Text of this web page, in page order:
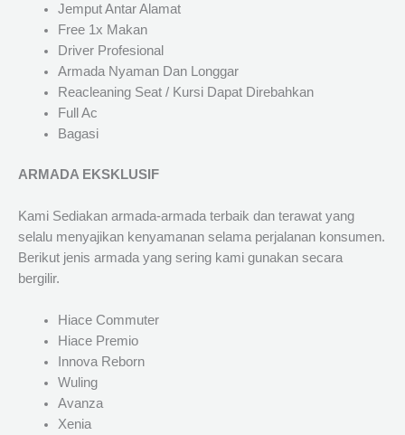
Jemput Antar Alamat
Free 1x Makan
Driver Profesional
Armada Nyaman Dan Longgar
Reacleaning Seat / Kursi Dapat Direbahkan
Full Ac
Bagasi
ARMADA EKSKLUSIF
Kami Sediakan armada-armada terbaik dan terawat yang
selalu menyajikan kenyamanan selama perjalanan konsumen.
Berikut jenis armada yang sering kami gunakan secara
bergilir.
Hiace Commuter
Hiace Premio
Innova Reborn
Wuling
Avanza
Xenia